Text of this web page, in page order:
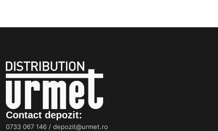
Contact depozit:
0733 067 146 / depozit@urmet.ro